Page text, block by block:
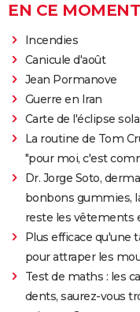
EN CE MOMENT
Incendies
Canicule d'août
Jean Pormanove
Guerre en Iran
Carte de l'éclipse
La routine de Tom
"pour moi, c'est
Dr. Jorge Soto,
bonbons gummies,
reste les vêtements
Plus efficace qu'une
pour attraper les
Test de maths : les
dents, saurez-vous